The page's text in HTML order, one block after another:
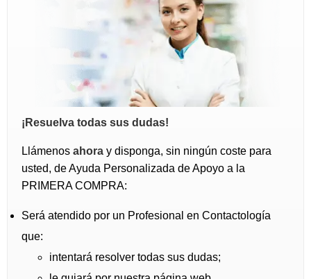
¡Resuelva todas sus dudas!
Llámenos ahora y disponga, sin ningún coste para
usted, de Ayuda Personalizada de Apoyo a la
PRIMERA COMPRA:
Será atendido por un Profesional en Contactología
que:
intentará resolver todas sus dudas;